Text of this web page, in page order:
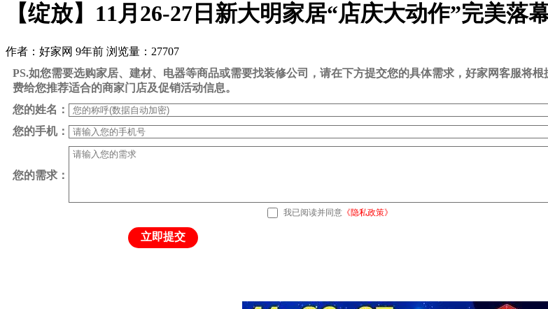
【绽放】11月26-27日新大明家居“店庆大动作”完美落
作者：好家网 9年前 浏览量：27707
PS.如您需要选购家居、建材、电器等商品或需要找装修公司，请在下方提交您的具体需求，好家网客服将
费给您推荐适合的商家门店及促销活动信息。
您的姓名：
您的手机：
您的需求：
我已阅读并同意 《隐私政策》
立即提交